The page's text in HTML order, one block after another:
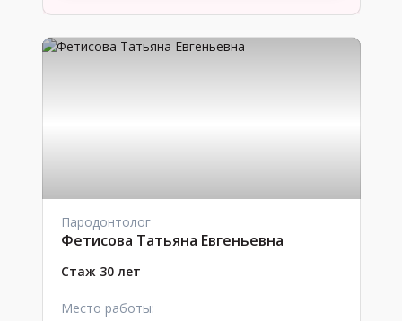
Пародонтолог
Фетисова Татьяна Евгеньевна
Стаж 30 лет
Место работы: